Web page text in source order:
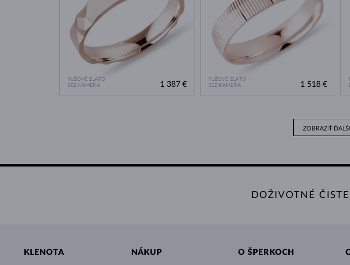
RUŽOVÉ ZLATO
BEZ KAMEŇA
1 387 €
RUŽOVÉ ZLATO
BEZ KAMEŇA
1 518 €
ZOBRAZIŤ
DOŽIVOTNÉ
KLENOTA NÁKUP O ŠPERKOCH